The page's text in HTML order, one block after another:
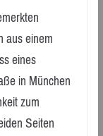
aus einem
eines
in München
zum
Seiten